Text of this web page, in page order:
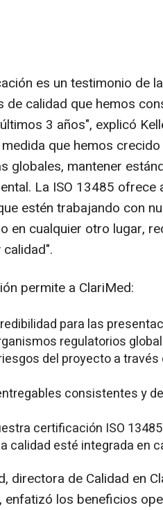
es un testimonio de
de calidad que hemos
3 años", explicó
medida que hemos
globales, mantener
La ISO 13485
estén trabajando con
en cualquier otro lugar,
permite a ClariMed:
para las
regulatorios
del proyecto a
consistentes y
certificación ISO
calidad esté integrada en
, directora de Calidad en
enfatizó los beneficios